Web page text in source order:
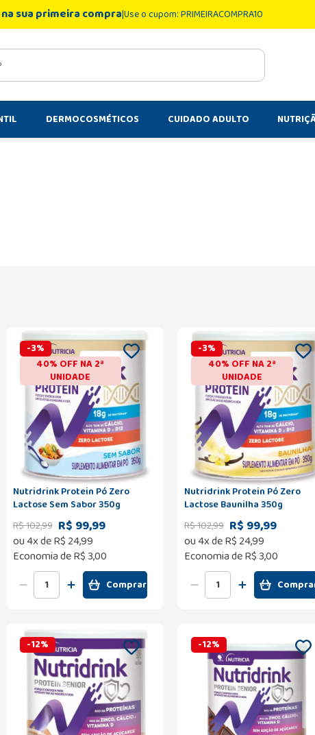
sua primeira compraUse o cupom: PRIMEIRACOMPRA10
DERMOCOSMÉTICOS CUIDADO ADULTO
-3%
40% OFF NA 2ª
UNIDADE
Nutridrink Protein Pó Zero
Lactose Sem Sabor 350g
R$102,99 R$ 99,99
ou4x deR$ 24,99
Economia deR$ 3,00
Comprar
-3%
40% OFF NA 2ª
UNIDADE
Nutridrink Protein Pó Zero
Lactose Baunilha 350g
R$102,99 R$ 99,99
ou4x deR$ 24,99
Economia deR$ 3,00
-12% -12%